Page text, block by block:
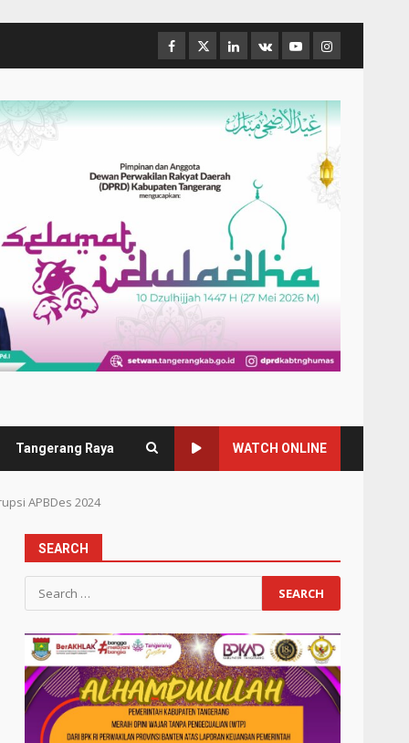
Facebook
TwitterLinkedin
VK YoutubeInstagram
Tangerang Raya WATCH ONLINE
APBDes 2024
SEARCH
Search
for: